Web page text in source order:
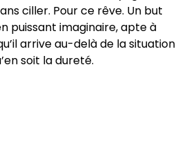
ciller. Pour ce rêve. Un but
puissant imaginaire, apte à
arrive au-delà de la situation
soit la dureté.